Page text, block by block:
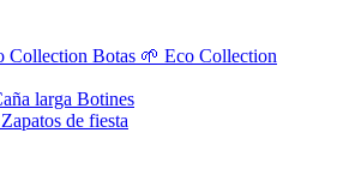
Collection Botas 🌱 Eco Collection
larga Botines
Zapatos de fiesta